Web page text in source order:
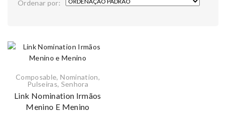
Ordenar por:
Composable,Nomination,
Pulseiras, Senhora
Link Nomination Irmãos
Menino E Menino